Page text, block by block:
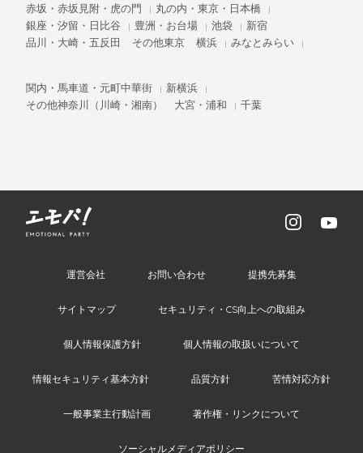
赤坂・赤坂見附・虎の門
丸の内・東京・日本橋
銀座・汐留・日比谷
豊洲・お台場 池袋
新宿
品川・大崎・五反田
その他東京 横浜 みなとみらい
関内・馬車道・元町中華街
新横浜
その他神奈川（川崎・湘南）
大宮・浦和 千葉
運営会社 お問い合わせ 提携先募集
サイトマップ セキュリティ・CS向上への取組み
個人情報保護方針 個人情報の取扱いについて
情報セキュリティ基本方針 品質方針 苦情対応方針
一般事業主行動計画 著作権・リンクについて
ソーシャルメディアポリシー